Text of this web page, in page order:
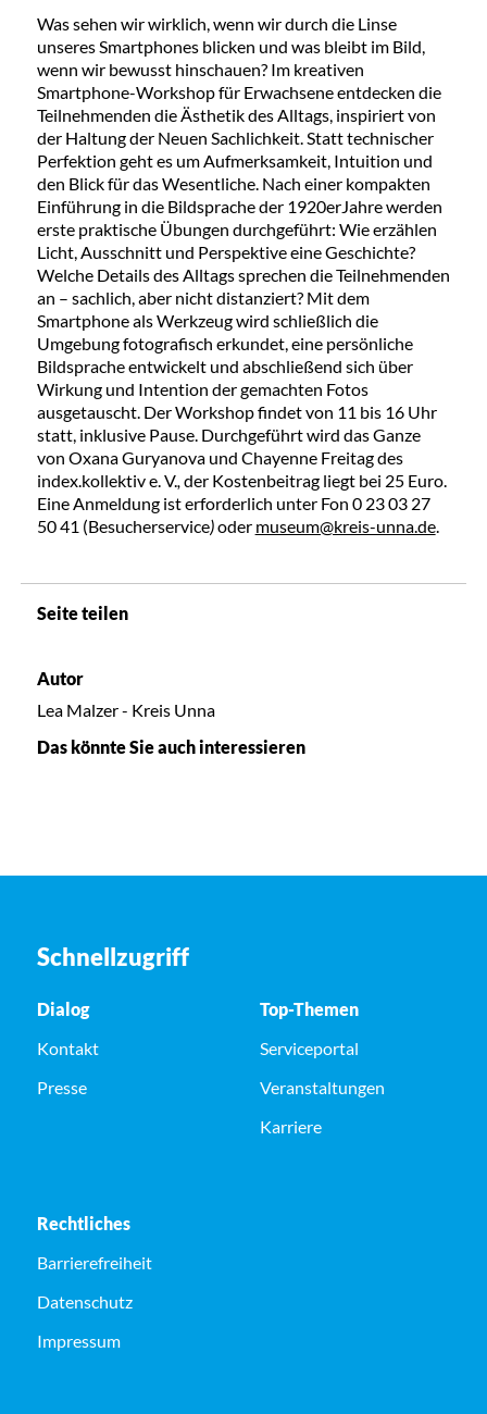
Was sehen wir wirklich, wenn wir durch die Linse
unseres Smartphones blicken und was bleibt im Bild,
wenn wir bewusst hinschauen? Im kreativen
Smartphone-Workshop für Erwachsene entdecken die
Teilnehmenden die Ästhetik des Alltags, inspiriert von
der Haltung der Neuen Sachlichkeit. Statt technischer
Perfektion geht es um Aufmerksamkeit, Intuition und
den Blick für das Wesentliche. Nach einer kompakten
Einführung in die Bildsprache der 1920erJahre werden
erste praktische Übungen durchgeführt: Wie erzählen
Licht, Ausschnitt und Perspektive eine Geschichte?
Welche Details des Alltags sprechen die Teilnehmenden
an – sachlich, aber nicht distanziert? Mit dem
Smartphone als Werkzeug wird schließlich die
Umgebung fotografisch erkundet, eine persönliche
Bildsprache entwickelt und abschließend sich über
Wirkung und Intention der gemachten Fotos
ausgetauscht. Der Workshop findet von 11 bis 16 Uhr
statt, inklusive Pause. Durchgeführt wird das Ganze
von Oxana Guryanova und Chayenne Freitag des
index.kollektiv e. V.,der Kostenbeitrag liegt bei 25 Euro.
Eine Anmeldung ist erforderlich unter Fon 0 23 03 27
50 41 (Besucherservice)oder museum@kreis-unna.de.
Seite teilen
Autor
Lea Malzer - Kreis Unna
Das könnte Sie auch interessieren
Schnellzugriff
Dialog
Kontakt
Presse
Top-Themen
Serviceportal
Veranstaltungen
Karriere
Rechtliches
Barrierefreiheit
Datenschutz
Impressum